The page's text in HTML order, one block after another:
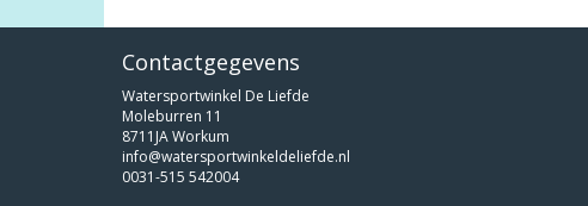
Contactgegevens
Watersportwinkel De Liefde
Moleburren 11
8711JA Workum
info@watersportwinkeldeliefde.nl
0031-515 542004